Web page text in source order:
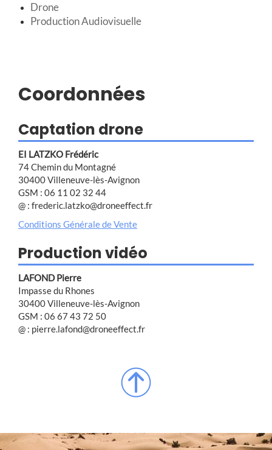
Drone
Production Audiovisuelle
Coordonnées
Captation drone
EI LATZKO Frédéric
74 Chemin du Montagné
30400 Villeneuve-lès-Avignon
GSM : 06 11 02 32 44
@ : frederic.latzko@droneeffect.fr
Conditions Générale de Vente
Production vidéo
LAFOND Pierre
Impasse du Rhones
30400 Villeneuve-lès-Avignon
GSM : 06 67 43 72 50
@ : pierre.lafond@droneeffect.fr